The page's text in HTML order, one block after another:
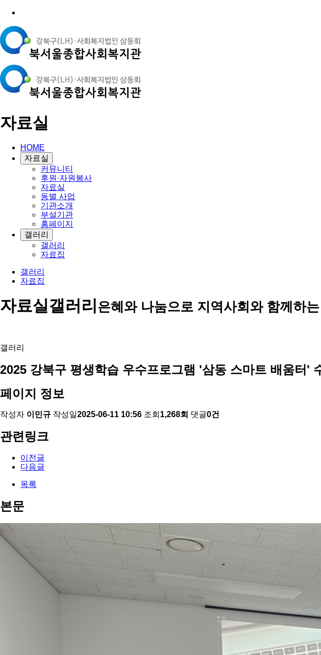
자료실
HOME
자료실
커뮤니티
후원·자원봉사
자료실
동별 사업
기관소개
부설기관
홈페이지
갤러리
갤러리
자료집
갤러리
자료집
자료실갤러리은혜와 나눔으로 지역사회와 함께하
갤러리
2025 강북구 평생학습 우수프로그램 '삼동 스마트 배움터'
페이지 정보
작성자 이민규 작성일2025-06-11 10:56 조회 1,268회 댓글0건
관련링크
이전글
다음글
목록
본문